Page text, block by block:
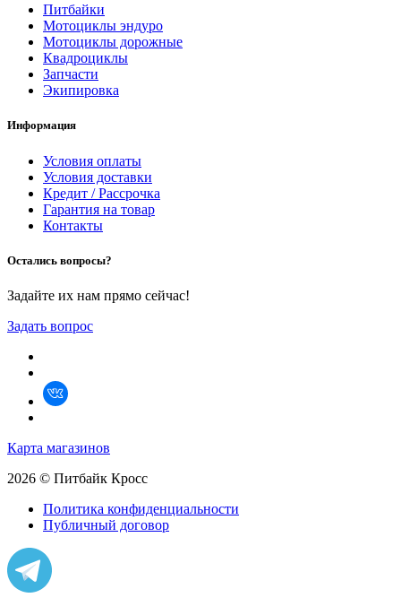
Питбайки
Мотоциклы эндуро
Мотоциклы дорожные
Квадроциклы
Запчасти
Экипировка
Информация
Условия оплаты
Условия доставки
Кредит / Рассрочка
Гарантия на товар
Контакты
Остались вопросы?
Задайте их нам прямо сейчас!
Задать вопрос
Карта магазинов
2026 © Питбайк Кросс
Политика конфиденциальности
Публичный договор